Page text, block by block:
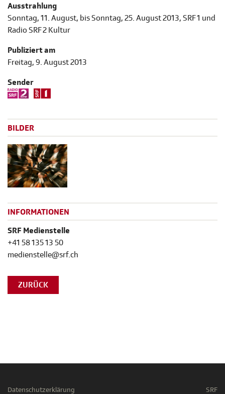
Ausstrahlung
Sonntag, 11. August, bis Sonntag, 25. August 2013, SRF 1 und
Radio SRF 2 Kultur
Publiziert am
Freitag, 9. August 2013
Sender
BILDER
INFORMATIONEN
SRF Medienstelle
+41 58 135 13 50
medienstelle@srf.ch
ZURÜCK
Datenschutzerklärung SRF